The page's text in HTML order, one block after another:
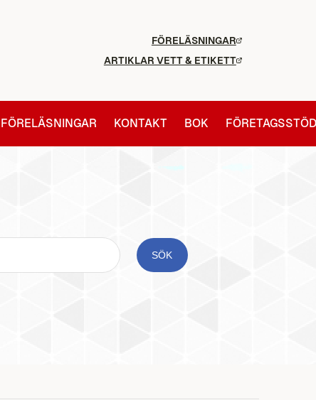
FÖRELÄSNINGAR
ARTIKLAR VETT & ETIKETT
FÖRELÄSNINGAR KONTAKT BOK FÖRETAGSSTÖD